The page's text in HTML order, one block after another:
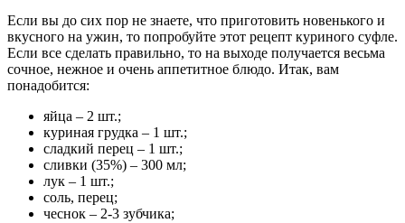
Если вы до сих пор не знаете, что приготовить новенького и
вкусного на ужин, то попробуйте этот рецепт куриного суфле.
Если все сделать правильно, то на выходе получается весьма
сочное, нежное и очень аппетитное блюдо. Итак, вам
понадобится:
яйца – 2 шт.;
куриная грудка – 1 шт.;
сладкий перец – 1 шт.;
сливки (35%) – 300 мл;
лук – 1 шт.;
соль, перец;
чеснок – 2-3 зубчика;